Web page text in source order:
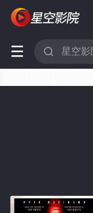
 